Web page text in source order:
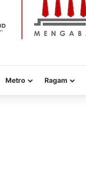
Metro Ragam